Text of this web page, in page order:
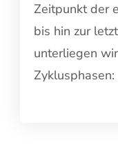
Zeitpunkt der
bis hin zur
unterliegen